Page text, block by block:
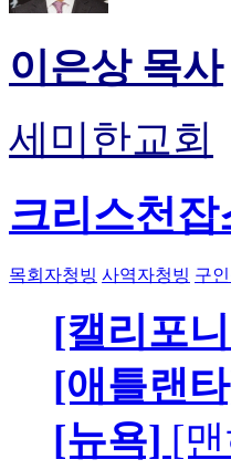
이은상 목사
세미한교회
크리스천잡
목회자청빙 사역자청빙 구
[캘리포
[애틀랜
[뉴욕] [